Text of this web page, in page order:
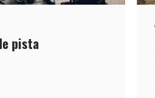
pista